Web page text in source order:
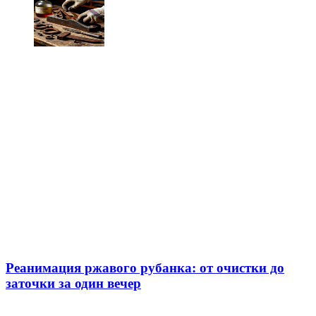
Реанимация ржавого рубанка: от очистки до
заточки за один вечер